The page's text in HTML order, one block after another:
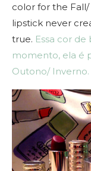
color for the
lipstick never
true. Essa cor
momento, ela é
Outono/ Inverno.